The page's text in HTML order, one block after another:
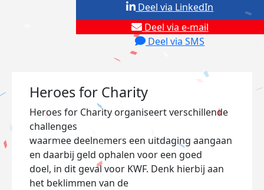
Deel via e-mail
Deel via SMS
Deel via LinkedIn
Heroes for Charity
Heroes for Charity organiseert verschillende
challenges
waarmee deelnemers een uitdaging aangaan
en daarbij geld ophalen voor een goed
doel, in dit geval voor KWF. Denk hierbij aan
het beklimmen van de